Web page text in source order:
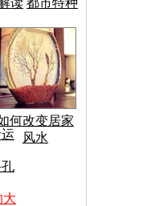
何改变居家
风水
大